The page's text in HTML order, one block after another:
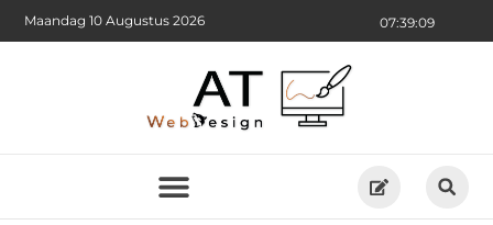
07:39:09
Maandag 10 Augustus 2026